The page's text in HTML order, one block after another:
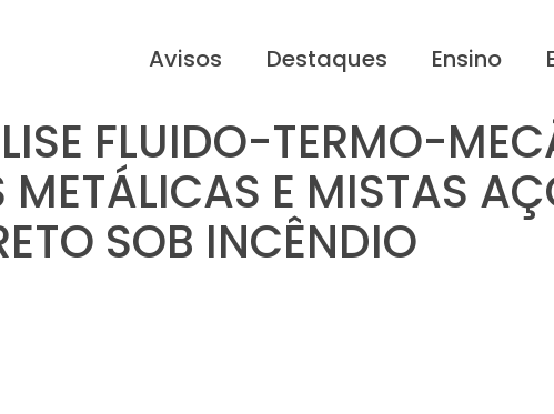
Avisos Destaques Ensino
FLUIDO-TERMO-
METÁLICAS E MISTAS
SOB INCÊNDIO